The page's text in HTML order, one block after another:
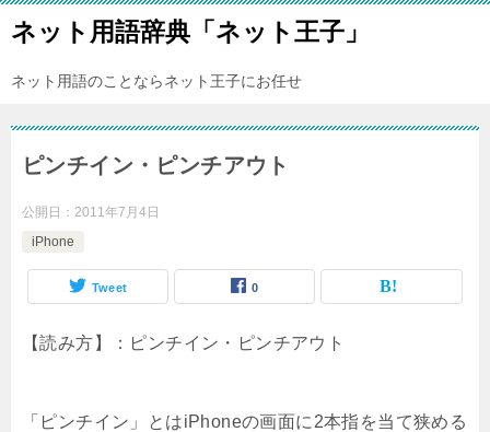
ネット用語辞典「ネット王子」
ネット用語のことならネット王子にお任せ
ピンチイン・ピンチアウト
公開日： 2011年7月4日
iPhone
Tweet 0
【読み方】：ピンチイン・ピンチアウト
「ピンチイン」とはiPhoneの画面に2本指を当て狭める